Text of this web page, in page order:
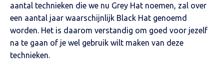
aantal technieken die we nu Grey Hat noemen, zal over
een aantal jaar waarschijnlijk Black Hat genoemd
worden. Het is daarom verstandig om goed voor jezelf
na te gaan of je wel gebruik wilt maken van deze
technieken.